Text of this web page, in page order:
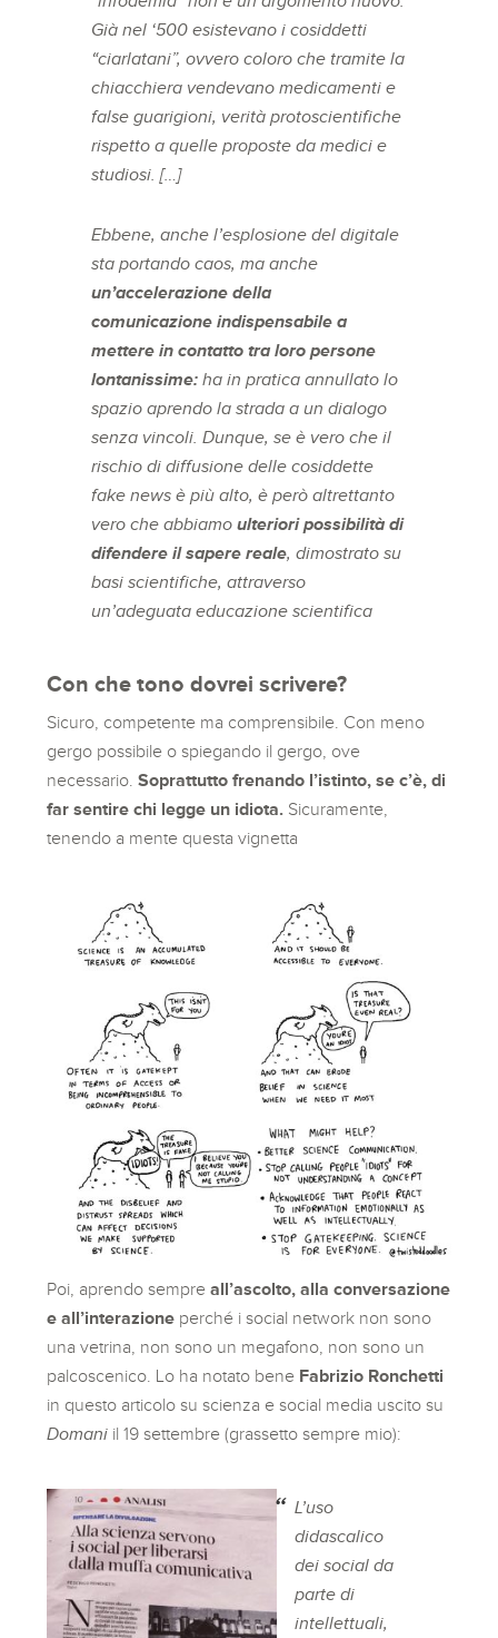
Già nel ‘500 esistevano i cosiddetti
“ciarlatani”, ovvero coloro che tramite la
chiacchiera vendevano medicamenti e
false guarigioni, verità protoscientifiche
rispetto a quelle proposte da medici e
studiosi. […]
Ebbene, anche l’esplosione del digitale
sta portando caos, ma anche
un’accelerazione della
comunicazione indispensabile a
mettere in contatto tra loro persone
lontanissime: ha in pratica annullato lo
spazio aprendo la strada a un dialogo
senza vincoli. Dunque, se è vero che il
rischio di diffusione delle cosiddette
fake news è più alto, è però altrettanto
vero che abbiamoulteriori possibilità di
difendere il sapere reale, dimostrato su
basi scientifiche, attraverso
un’adeguata educazione scientifica
Con che tono dovrei scrivere?
Sicuro, competente ma comprensibile. Con meno
gergo possibile o spiegando il gergo, ove
necessario.Soprattutto frenando l’istinto, se c’è, di
far sentire chi legge un idiota. Sicuramente,
tenendo a mente questa vignetta
Poi, aprendo sempreall’ascolto, alla conversazione
e all’interazione perché i social network non sono
una vetrina, non sono un megafono, non sono un
palcoscenico. Lo ha notato bene Fabrizio Ronchetti
in questo articolo su scienza e social media uscito su
Domani il 19 settembre (grassetto sempre mio):
L’uso
didascalico
dei social da
parte di
intellettuali,